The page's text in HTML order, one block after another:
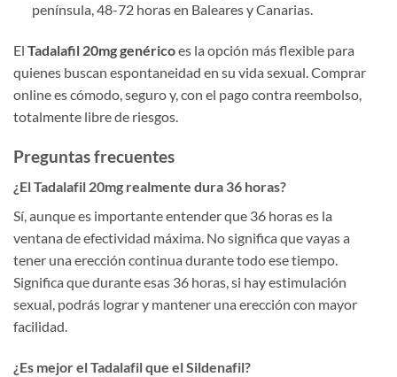
península, 48-72 horas en Baleares y Canarias.
El Tadalafil 20mg genéricoes la opción más flexible para
quienes buscan espontaneidad en su vida sexual. Comprar
online es cómodo, seguro y, con el pago contra reembolso,
totalmente libre de riesgos.
Preguntas frecuentes
¿El Tadalafil 20mg realmente dura 36 horas?
Sí, aunque es importante entender que 36 horas es la
ventana de efectividad máxima. No significa que vayas a
tener una erección continua durante todo ese tiempo.
Significa que durante esas 36 horas, si hay estimulación
sexual, podrás lograr y mantener una erección con mayor
facilidad.
¿Es mejor el Tadalafil que el Sildenafil?